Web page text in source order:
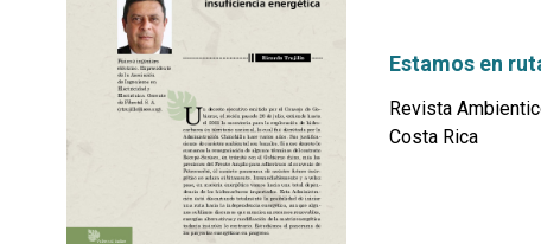
Estamos en
Revista
Costa Rica